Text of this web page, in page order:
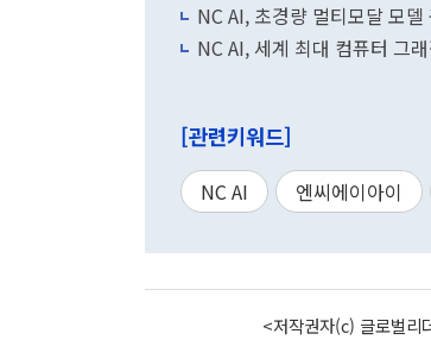
NC AI, 초경량 멀티모달 모
NC AI, 세계 최대 컴퓨터 그
[관련키워드]
NC AI 엔씨에이아이
<저작권자(c) 글로벌